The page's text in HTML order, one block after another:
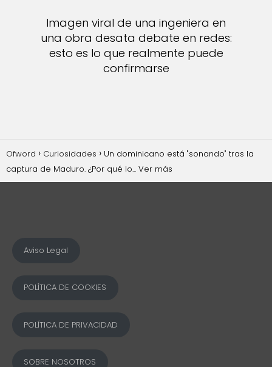
Imagen viral de una ingeniera en
una obra desata debate en redes:
esto es lo que realmente puede
confirmarse
Ofword Curiosidades
Un dominicano está "sonando" tras la
captura de Maduro. ¿Por qué lo... Ver más
Aviso Legal
POLÍTICA DE COOKIES
POLÍTICA DE PRIVACIDAD
SOBRE NOSOTROS